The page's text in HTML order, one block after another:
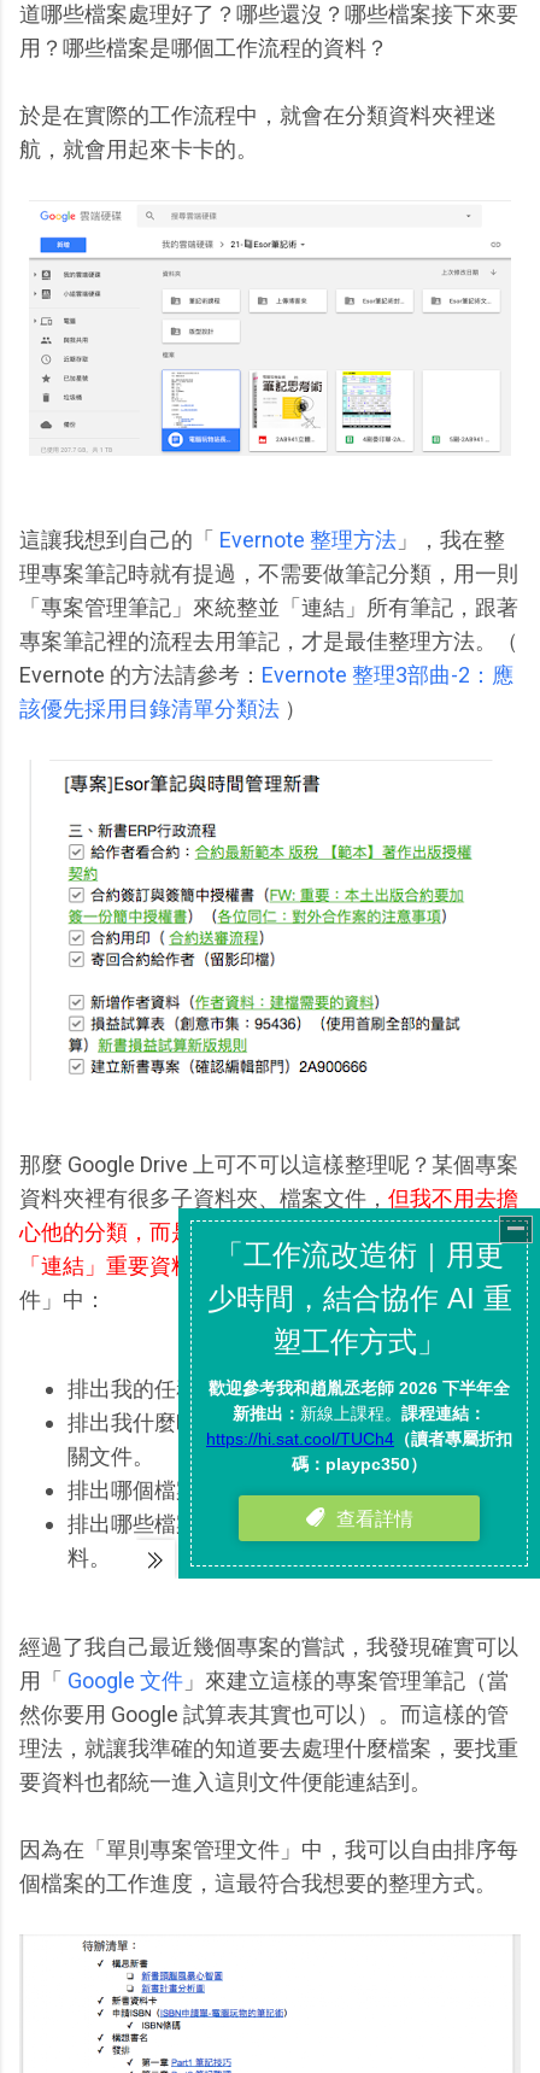
道哪些檔案處理好了？哪些還沒？哪些檔案接下來要
用？哪些檔案是哪個工作流程的資料？
於是在實際的工作流程中，就會在分類資料夾裡迷
航，就會用起來卡卡的。
這讓我想到自己的「 Evernote 整理方法 」，我在整
理專案筆記時就有提過，不需要做筆記分類，用一則
「專案管理筆記」來統整並「連結」所有筆記，跟著
專案筆記裡的流程去用筆記，才是最佳整理方法。（
Evernote 的方法請參考： Evernote 整理3部曲-2：應
該優先採用目錄清單分類法 ）
那麼 Google Drive 上可不可以這樣整理呢？某個專案
資料夾裡有很多子資料夾、檔案文件， 但我不用去擔
心他的分類，而是另外建立一則「專案管理文件」去
「連結」重要資料夾、檔案、文件。在「專案管理文
件」中：
排出我的任務流程，並連結相關資料夾。
排出我什麼時候需要使用哪個文件，並連結相
關文件。
排出哪個檔案正在處理中？並連結相關檔案。
排出哪些檔案已經處理完備查？並連結相關資
料。
經過了我自己最近幾個專案的嘗試，我發現確實可以
用「 Google 文件 」來建立這樣的專案管理筆記（當
然你要用 Google 試算表其實也可以）。而這樣的管
理法，就讓我準確的知道要去處理什麼檔案，要找重
要資料也都統一進入這則文件便能連結到。
因為在「單則專案管理文件」中，我可以自由排序每
個檔案的工作進度，這最符合我想要的整理方式。